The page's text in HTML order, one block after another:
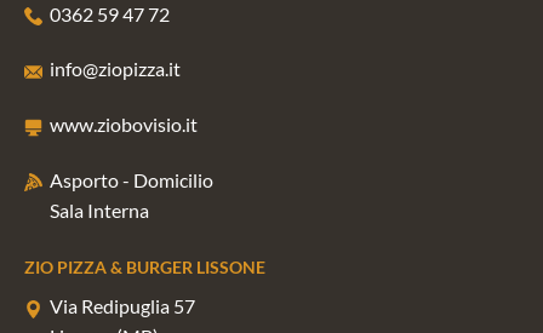
0362 59 47 72
info@ziopizza.it
www.ziobovisio.it
Asporto - Domicilio
Sala Interna
ZIO PIZZA & BURGER LISSONE
Via Redipuglia 57